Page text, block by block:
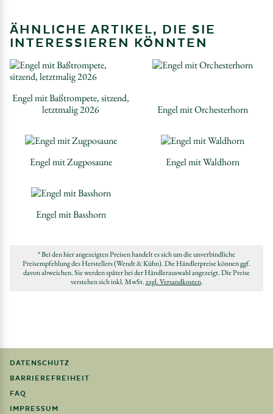
ÄHNLICHE ARTIKEL, DIE SIE
INTERESSIEREN KÖNNTEN
Engel mit Baßtrompete, sitzend,
letztmalig 2026
Engel mit Orchesterhorn
Engel mit Zugposaune Engel mit Waldhorn
Engel mit Basshorn
* Bei den hier angezeigten Preisen handelt es sich um die unverbindliche
Preisempfehlung des Herstellers (Wendt & Kühn). Die Händlerpreise können ggf.
davon abweichen. Sie werden später bei der Händlerauswahl angezeigt. Die Preise
verstehen sich inkl. MwSt.zzgl. Versandkosten.
DATENSCHUTZ
BARRIEREFREIHEIT
FAQ
IMPRESSUM